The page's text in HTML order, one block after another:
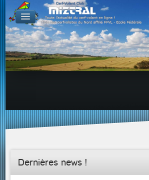
De par le monde
GALERIES
Galerie Photo
Galerie KAP
Galerie Vidéo
Proposer un lien sur votre site Web
Proposer un nouveau lien !
Dernières news !